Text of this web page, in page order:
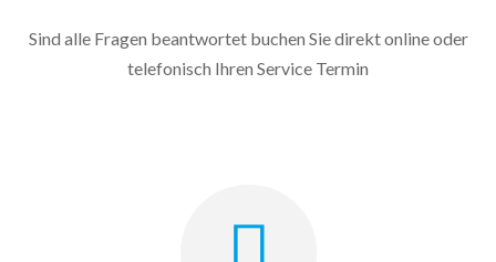
Sind alle Fragen beantwortet buchen Sie direkt online oder
telefonisch Ihren Service Termin